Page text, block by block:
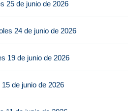
25 de junio de 2026
24 de junio de 2026
19 de junio de 2026
de junio de 2026